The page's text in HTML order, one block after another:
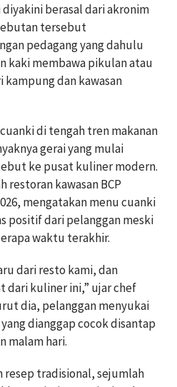
berasal dari akronim
tersebut
pedagang yang dahulu
kaki membawa pikulan atau
dan kawasan
di tengah tren makanan
gerai yang mulai
ke pusat kuliner modern.
restoran kawasan BCP
mengatakan menu cuanki
positif dari pelanggan meski
waktu terakhir.
dari resto kami, dan
dari kuliner ini,” ujar chef
dia, pelanggan menyukai
dianggap cocok disantap
malam hari.
resep tradisional, sejumlah